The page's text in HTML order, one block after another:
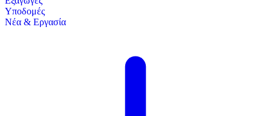
Υποδομές
Νέα & Εργασία